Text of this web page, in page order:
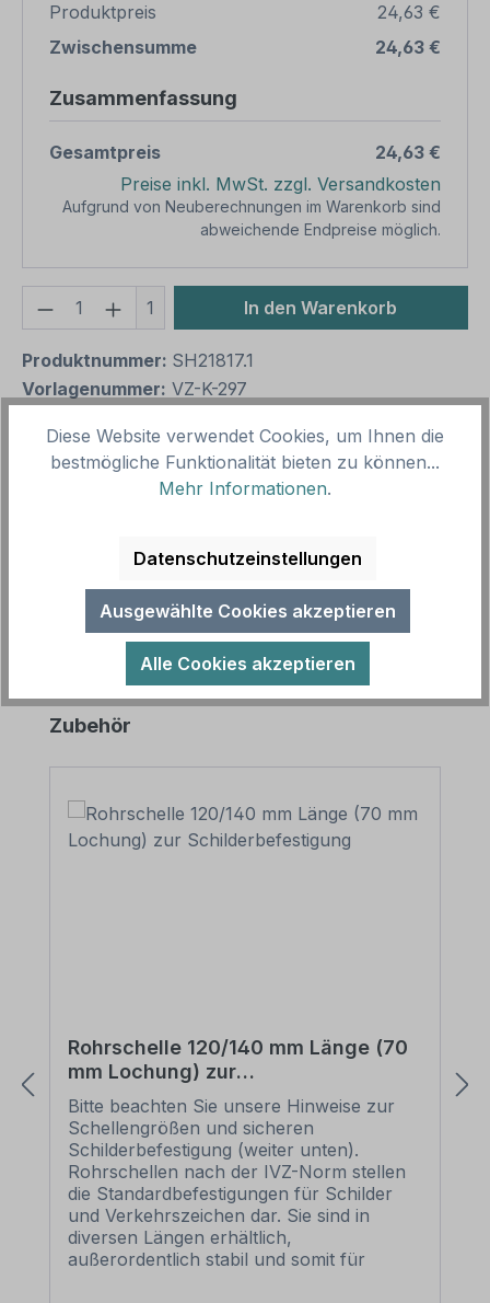
Produktpreis
24,63 €
Zwischensumme
24,63 €
Zusammenfassung
Gesamtpreis
24,63 €
Preise inkl. MwSt. zzgl. Versandkosten
Aufgrund von Neuberechnungen im Warenkorb sind
abweichende Endpreise möglich.
Produkt Anzahl: Gib den
1 In den Warenkorb
Produktnummer: SH21817.1
Vorlagenummer: VZ-K-297
Beschreibung
Hinweisschild Festival - rechtsweisend. In diversen
Wunschtext und Logo. Merkm…Mehr
Produktgalerie überspringen
Zubehör
Rohrschelle 120/140 mm Länge (70
mm Lochung) zur
Schilderbefestigung
Bitte beachten Sie unsere Hinweise zur
Schellengrößen und sicheren
Schilderbefestigung (weiter unten).
Rohrschellen nach der IVZ-Norm stellen
die Standardbefestigungen für Schilder
und Verkehrszeichen dar. Sie sind in
diversen Längen erhältlich,
außerordentlich stabil und somit für
Diese Website verwendet Cookies, um Ihnen die
bestmögliche Funktionalität bieten zu können...
Mehr Informationen.
Datenschutzeinstellungen
Ausgewählte Cookies akzeptieren
Alle Cookies akzeptieren